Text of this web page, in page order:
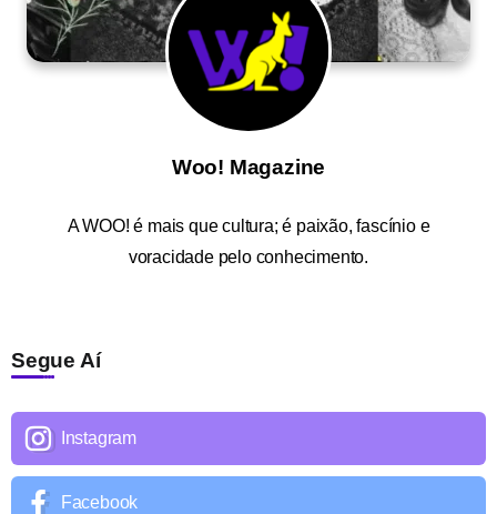
Woo! Magazine
AWOO! é mais que cultura; é paixão, fascínio e
voracidade pelo conhecimento.
Segue Aí
Instagram
Facebook